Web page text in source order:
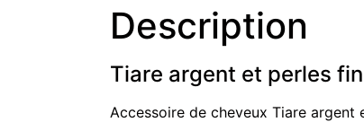
Description
Tiare argent et perles
Accessoire de cheveux Tiare